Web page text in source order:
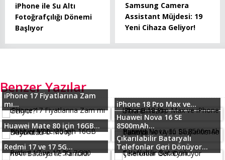
iPhone ile Su Altı
Fotoğrafçılığı Dönemi
Başlıyor
Samsung Camera
Assistant Müjdesi: 19
Yeni Cihaza Geliyor!
Benzer Yazılar
iPhone 17 Fiyatlarına Zam
mı...
iPhone 18 Pro Max ve...
Huawei Mate 80 için 16GB...
Huawei Nova 16 SE
8500mAh...
Redmi 17 ve 17 5G...
Çıkarılabilir Bataryalı
Telefonlar Geri Dönüyor...